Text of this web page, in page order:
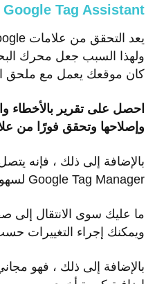
Google Tag Assistant
كان موقعك يعمل مع ملحق
احصل على تقرير
وإصلاحها وتحقق فورًا من
Google Tag Manager لسهولة الوظائف.
ما عليك سوى الانتقال
ويمكنك إجراء التغييرات
بالإضافة إلى ذلك ، فهو